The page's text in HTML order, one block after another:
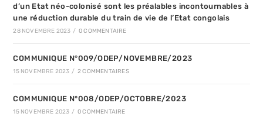
d’un Etat néo-colonisé sont les préalables incontournables à
une réduction durable du train de vie de l’Etat congolais
28 NOVEMBRE 2023 / 0 COMMENTAIRE
COMMUNIQUE N°009/ODEP/NOVEMBRE/2023
15 NOVEMBRE 2023 / 2 COMMENTAIRES
COMMUNIQUE N°008/ODEP/OCTOBRE/2023
15 NOVEMBRE 2023 / 0 COMMENTAIRE